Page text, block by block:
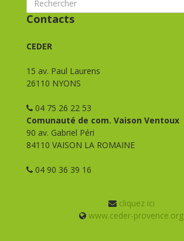
Contacts
CEDER
15 av. Paul Laurens
26110 NYONS
04 75 26 22 53
Comunauté de com. Vaison Ventoux
90 av. Gabriel Péri
84110 VAISON LA ROMAINE
04 90 36 39 16
cliquez ici
www.ceder-provence.org